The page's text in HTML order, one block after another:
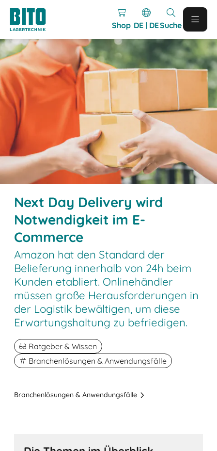
Shop DE | DESuche
Next Day Delivery wird
Notwendigkeit im E-
Commerce
Amazon hat den Standard der
Belieferung innerhalb von 24h beim
Kunden etabliert. Onlinehändler
müssen große Herausforderungen in
der Logistik bewältigen, um diese
Erwartungshaltung zu befriedigen.
Ratgeber & Wissen
Branchenlösungen & Anwendungsfälle
Branchenlösungen & Anwendungsfälle